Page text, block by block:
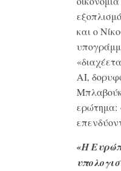
και ο
ΑΙ,
ερώτημα:
«Η